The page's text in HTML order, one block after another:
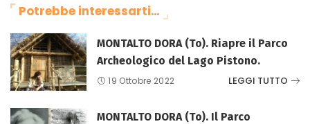
Potrebbe interessarti…
MONTALTO DORA (To). Riapre il Parco
Archeologico del Lago Pistono.
19 Ottobre 2022 LEGGI TUTTO
MONTALTO DORA (To). Il Parco